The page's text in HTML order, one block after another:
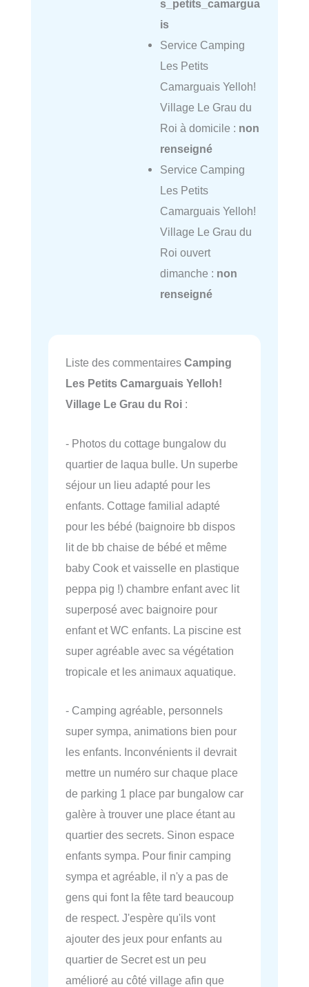
s_petits_camargua
is
Service Camping
Les Petits
Camarguais Yelloh!
Village Le Grau du
Roi à domicile : non
renseigné
Service Camping
Les Petits
Camarguais Yelloh!
Village Le Grau du
Roi ouvert
dimanche : non
renseigné
Liste des commentaires Camping
Les Petits Camarguais Yelloh!
Village Le Grau du Roi :
- Photos du cottage bungalow du
quartier de laqua bulle. Un superbe
séjour un lieu adapté pour les
enfants. Cottage familial adapté
pour les bébé (baignoire bb dispos
lit de bb chaise de bébé et même
baby Cook et vaisselle en plastique
peppa pig !) chambre enfant avec lit
superposé avec baignoire pour
enfant et WC enfants. La piscine est
super agréable avec sa végétation
tropicale et les animaux aquatique.
- Camping agréable, personnels
super sympa, animations bien pour
les enfants. Inconvénients il devrait
mettre un numéro sur chaque place
de parking 1 place par bungalow car
galère à trouver une place étant au
quartier des secrets. Sinon espace
enfants sympa. Pour finir camping
sympa et agréable, il n'y a pas de
gens qui font la fête tard beaucoup
de respect. J'espère qu'ils vont
ajouter des jeux pour enfants au
quartier de Secret est un peu
amélioré au côté village afin que